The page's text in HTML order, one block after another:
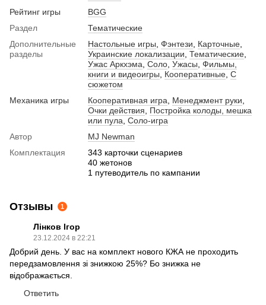
Рейтинг игры
BGG
Раздел
Тематические
Дополнительные
разделы
Настольные игры Фэнтези Карточные
Украинские локализации Тематические
Ужас Аркхэма Соло Ужасы Фильмы,
книги и видеоигры
Кооперативные С
сюжетом
Механика игры
Кооперативная игра Менеджмент руки
Очки действия
Постройка колоды, мешка
или пула Соло-игра
Автор
MJ Newman
Комплектация
343 карточки сценариев
40 жетонов
1 путеводитель по кампании
Отзывы 1
Лінков Ігор
23.12.2024 в 22:21
Добрий день. У вас на комплект нового КЖА не проходить
передзамовлення зі знижкою 25%? Бо знижка не
відображається.
Ответить